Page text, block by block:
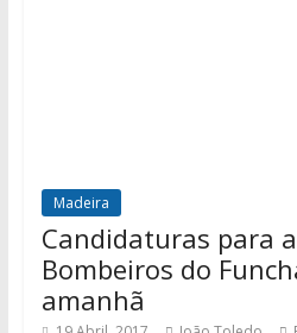
Madeira
Candidaturas para
Bombeiros do
amanhã